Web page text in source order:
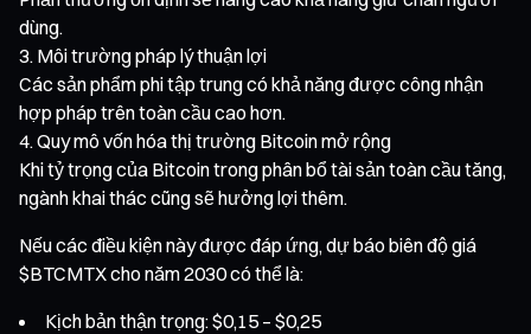
dùng.
Môi trường pháp lý thuận lợi
Các sản phẩm phi tập trung có khả năng được công nhận
hợp pháp trên toàn cầu cao hơn.
Quy mô vốn hóa thị trường Bitcoin mở rộng
Khi tỷ trọng của Bitcoin trong phân bổ tài sản toàn cầu tăng,
ngành khai thác cũng sẽ hưởng lợi thêm.
Nếu các điều kiện này được đáp ứng, dự báo biên độ giá
$BTCMTX cho năm 2030 có thể là:
Kịch bản thận trọng: $0,15 – $0,25